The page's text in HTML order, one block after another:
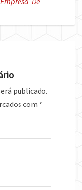
publicado.
com *